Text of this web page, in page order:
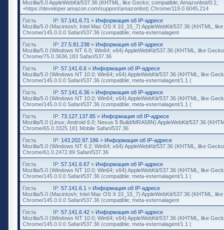
Mozilla/5.0 AppleWebKit/537.36 (KHTML, like Gecko; compatible; Amazonbot/0.1;
+https://developer.amazon.com/support/amazonbot) Chrome/119.0.6045.214
Гость
IP: 57.141.6.71 » Информация об IP-адресе
Mozilla/5.0 (Macintosh; Intel Mac OS X 10_15_7) AppleWebKit/537.36 (KHTML,
Chrome/145.0.0.0 Safari/537.36 (compatible; meta-externalagent
Гость
IP: 27.5.81.238 » Информация об IP-адресе
Mozilla/5.0 (Windows NT 6.0; Win64; x64) AppleWebKit/537.36 (KHTML, like
Chrome/75.0.3636.183 Safari/537.36
Гость
IP: 57.141.6.6 » Информация об IP-адресе
Mozilla/5.0 (Windows NT 10.0; Win64; x64) AppleWebKit/537.36 (KHTML, like
Chrome/145.0.0.0 Safari/537.36 (compatible; meta-externalagent/1.1 (
Гость
IP: 57.141.6.36 » Информация об IP-адресе
Mozilla/5.0 (Windows NT 10.0; Win64; x64) AppleWebKit/537.36 (KHTML, like
Chrome/145.0.0.0 Safari/537.36 (compatible; meta-externalagent/1.1 (
Гость
IP: 73.127.137.85 » Информация об IP-адресе
Mozilla/5.0 (Linux; Android 6.0; Nexus 5 Build/MRA58N) AppleWebKit/537.36
Chrome/65.0.3325.181 Mobile Safari/537.36
Гость
IP: 143.202.97.186 » Информация об IP-адресе
Mozilla/5.0 (Windows NT 6.2; Win64; x64) AppleWebKit/537.36 (KHTML, like
Chrome/61.0.2472.89 Safari/537.36
Гость
IP: 57.141.6.67 » Информация об IP-адресе
Mozilla/5.0 (Windows NT 10.0; Win64; x64) AppleWebKit/537.36 (KHTML, like
Chrome/145.0.0.0 Safari/537.36 (compatible; meta-externalagent/1.1 (
Гость
IP: 57.141.6.1 » Информация об IP-адресе
Mozilla/5.0 (Macintosh; Intel Mac OS X 10_15_7) AppleWebKit/537.36 (KHTML,
Chrome/145.0.0.0 Safari/537.36 (compatible; meta-externalagent
Гость
IP: 57.141.6.42 » Информация об IP-адресе
Mozilla/5.0 (Windows NT 10.0; Win64; x64) AppleWebKit/537.36 (KHTML, like
Chrome/145.0.0.0 Safari/537.36 (compatible; meta-externalagent/1.1 (